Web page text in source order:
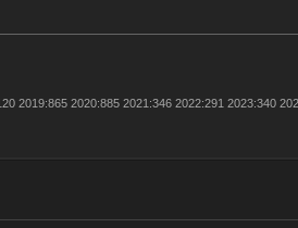
2019:865 2020:885 2021:346 2022:291 2023:340